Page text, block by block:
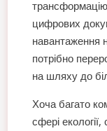
цифрових
навантаження
потрібно
на шляху до
Хоча багато
сфері